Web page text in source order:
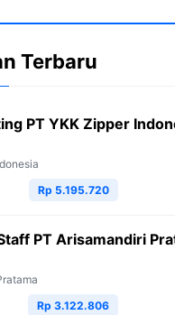
Terbaru
PT YKK Zipper
Rp 5.195.720
PT Arisamandiri
Rp 3.122.806